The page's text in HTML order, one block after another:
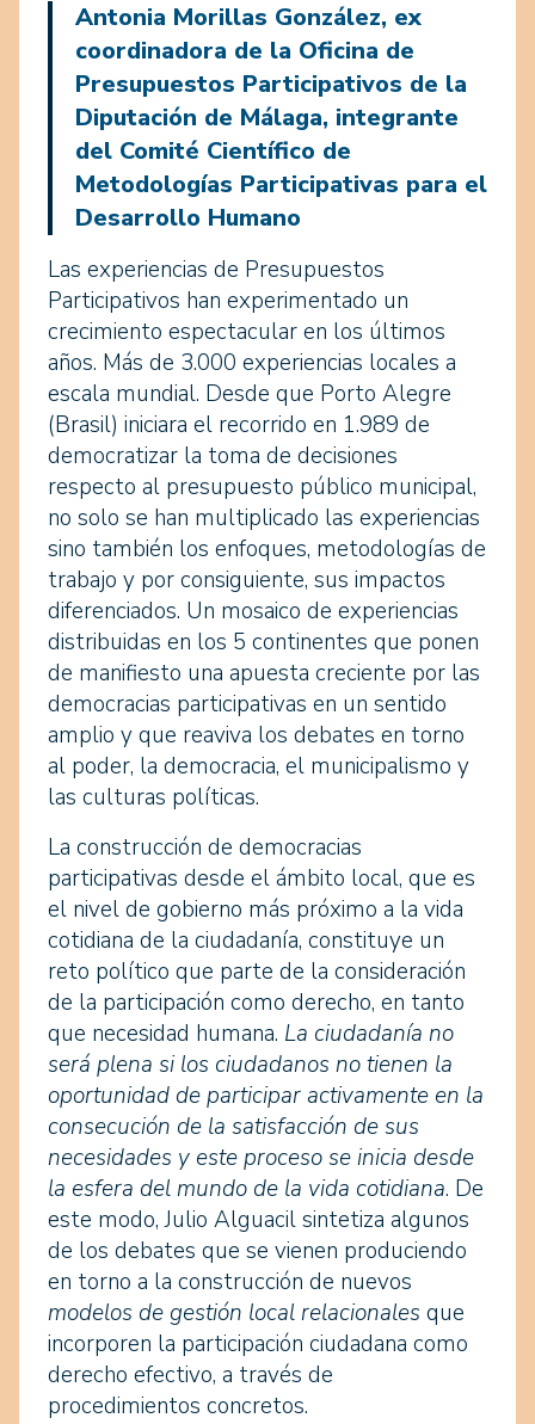
Antonia Morillas González, ex
coordinadora de la Oficina de
Presupuestos Participativos de la
Diputación de Málaga, integrante
del Comité Científico de
Metodologías Participativas para el
Desarrollo Humano
Las experiencias de Presupuestos
Participativos han experimentado un
crecimiento espectacular en los últimos
años. Más de 3.000 experiencias locales a
escala mundial. Desde que Porto Alegre
(Brasil) iniciara el recorrido en 1.989 de
democratizar la toma de decisiones
respecto al presupuesto público municipal,
no solo se han multiplicado las experiencias
sino también los enfoques, metodologías de
trabajo y por consiguiente, sus impactos
diferenciados. Un mosaico de experiencias
distribuidas en los 5 continentes que ponen
de manifiesto una apuesta creciente por las
democracias participativas en un sentido
amplio y que reaviva los debates en torno
al poder, la democracia, el municipalismo y
las culturas políticas.
La construcción de democracias
participativas desde el ámbito local, que es
el nivel de gobierno más próximo a la vida
cotidiana de la ciudadanía, constituye un
reto político que parte de la consideración
de la participación como derecho, en tanto
que necesidad humana. La ciudadanía no
será plena si los ciudadanos no tienen la
oportunidad de participar activamente en la
consecución de la satisfacción de sus
necesidades y este proceso se inicia desde
la esfera del mundo de la vida cotidiana. De
este modo, Julio Alguacil sintetiza algunos
de los debates que se vienen produciendo
en torno a la construcción de nuevos
modelos de gestión local relacionales que
incorporen la participación ciudadana como
derecho efectivo, a través de
procedimientos concretos.